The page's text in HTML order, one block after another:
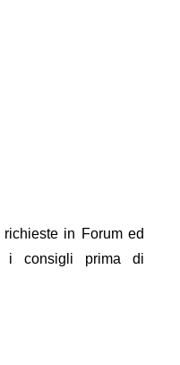
in Forum ed
i consigli prima di